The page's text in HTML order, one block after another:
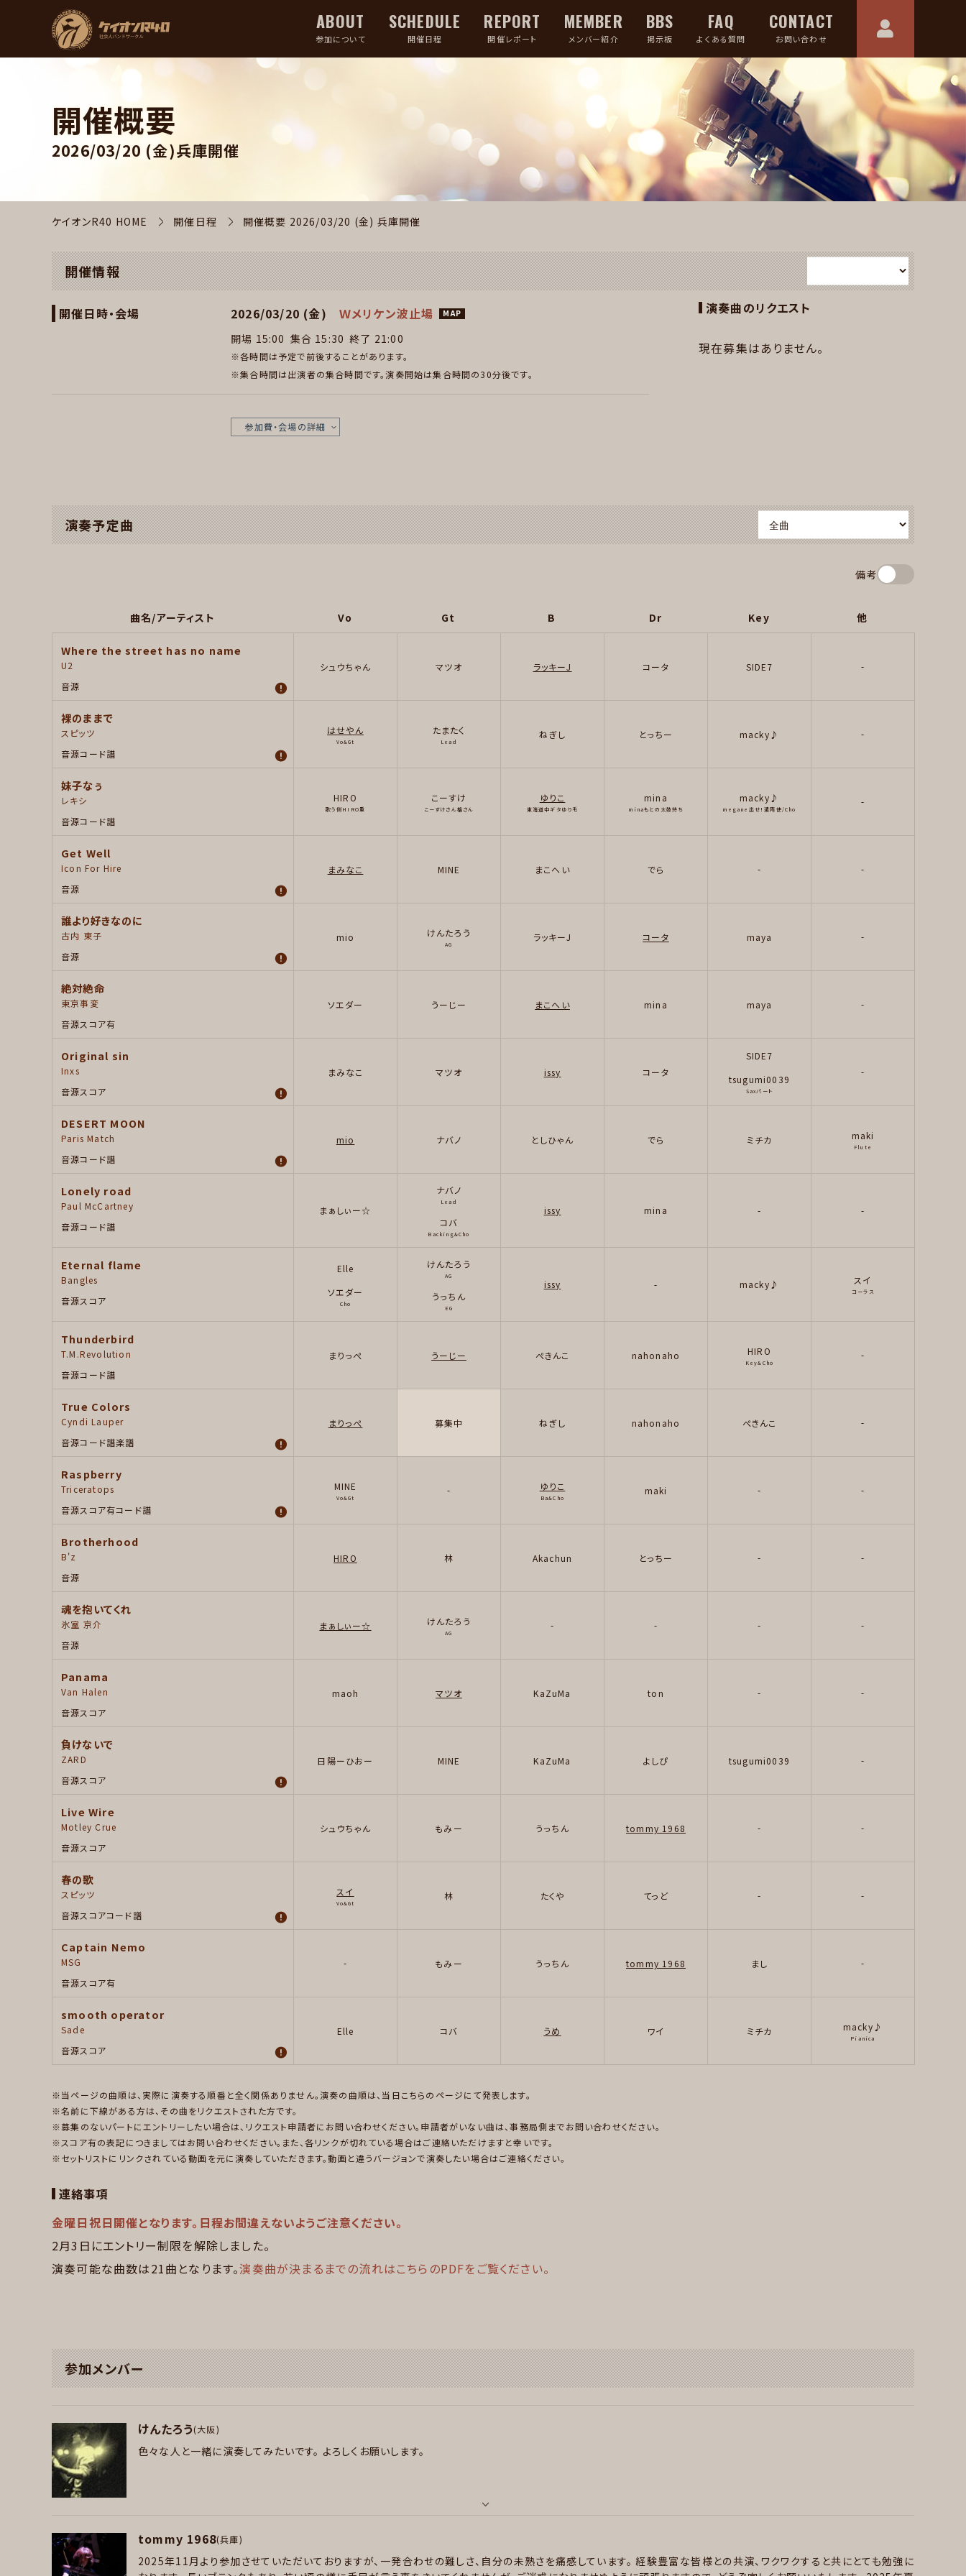
ABOUT
参加について
SCHEDULE
開催日程
REPORT
開催レポート
MEMBER
メンバー紹介
BBS
掲示板
FAQ
よくある質問
CONTACT
お問い合わせ
開催概要
2026/03/20 (金)兵庫開催
ケイオンR40 HOME 開催日程 開催概要 2026/03/20 (金) 兵庫開催
開催情報
開催日時・会場 2026/03/20 (金) Ｗメリケン波止場 MAP
開場 15:00 集合 15:30 終了 21:00
※各時間は予定で前後することがあります。
※集合時間は出演者の集合時間です。演奏開始は集合時間の30分後です。
参加費・会場の詳細
演奏曲のリクエスト
現在募集はありません。
演奏予定曲
備考
曲名/アーティスト Vo Gt B Dr Key 他
Where the street has no name
U2
音源
シュウちゃん マツオ ラッキーJ コータ SIDE7 -
裸のままで
スピッツ
音源コード譜
はせやん
Vo&Gt
たまたく
Lead
ねぎし とっちー macky♪ -
妹子なぅ
レキシ
音源コード譜
HIRO
歌う側HIRO重
こーすけ
こーすけさん格さん
ゆりこ
東海道中ギタゆり毛
mina
minaもとの太鼓持ち
macky♪
megane出せ！遣隋使/Cho
-
Get Well
Icon For Hire
音源
まみなこ MINE まこへい でら - -
誰より好きなのに
古内 東子
音源
mio けんたろう
AG
ラッキーJ コータ maya -
絶対絶命
東京事変
音源スコア有
ソエダー うーじー まこへい mina maya -
Original sin
Inxs
音源スコア
まみなこ マツオ issy コータ
SIDE7
tsugumi0039
Saxパート
-
DESERT MOON
Paris Match
音源コード譜
mio ナバノ としひゃん でら ミチカ maki
Flute
Lonely road
Paul McCartney
音源コード譜
まぁしぃー☆
ナバノ
Lead
コバ
Backing&Cho
issy mina - -
Eternal flame
Bangles
音源スコア
Elle
ソエダー
Cho
けんたろう
AG
うっちん
EG
issy - macky♪ スイ
コーラス
Thunderbird
T.M.Revolution
音源コード譜
まりっぺ うーじー ぺきんこ nahonaho HIRO
Key&Cho
-
True Colors
Cyndi Lauper
音源コード譜楽譜
まりっぺ 募集中 ねぎし nahonaho ぺきんこ -
Raspberry
Triceratops
音源スコア有コード譜
MINE
Vo&Gt
- ゆりこ
Ba&Cho
maki - -
Brotherhood
B'z
音源
HIRO 林 Akachun とっちー - -
魂を抱いてくれ
氷室 京介
音源
まぁしぃー☆ けんたろう
AG
- - - -
Panama
Van Halen
音源スコア
maoh マツオ KaZuMa ton - -
負けないで
ZARD
音源スコア
日陽ーひおー MINE KaZuMa よしぴ tsugumi0039 -
Live Wire
Motley Crue
音源スコア
シュウちゃん もみー うっちん tommy 1968 - -
春の歌
スピッツ
音源スコアコード譜
スイ
Vo&Gt
林 たくや てっど - -
Captain Nemo
MSG
音源スコア有
- もみー うっちん tommy 1968 まし -
smooth operator
Sade
音源スコア
Elle コバ うめ ワイ ミチカ macky♪
Pianica
当ページの曲順は、実際に演奏する順番と全く関係ありません。演奏の曲順は、当日こちらのページにて発表します。
名前に下線がある方は、その曲をリクエストされた方です。
募集のないパートにエントリーしたい場合は、リクエスト申請者にお問い合わせください。申請者がいない曲は、事務局側までお問い合わせください。
スコア有の表記につきましてはお問い合わせください。また、各リンクが切れている場合はご連絡いただけますと幸いです。
セットリストにリンクされている動画を元に演奏していただきます。動画と違うバージョンで演奏したい場合はご連絡ください。
連絡事項
金曜日祝日開催となります。日程お間違えないようご注意ください。
2月3日にエントリー制限を解除しました。
演奏可能な曲数は21曲となります。演奏曲が決まるまでの流れはこちらのPDFをご覧ください。
参加メンバー
けんたろう(大阪)
色々な人と一緒に演奏してみたいです。 よろしくお願いします。
ギター
好きなアーティスト
tommy 1968(兵庫)
2025年11月より参加させていただいておりますが、一発合わせの難しさ、自分の未熟さを痛感しています。 経験豊富な皆様との共演、ワクワクすると共にとても勉強に